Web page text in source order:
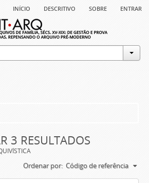
início descritivo sobre entrar
3 RESULTADOS
Ordenar por: Código de referência